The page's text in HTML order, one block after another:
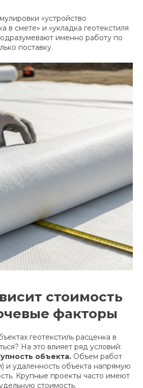
«устройство
в смете» и «укладка геотекстиля
именно работу по
поставку.
стоимость
факторы
геотекстиль расценка в
На это влияет ряд условий:
объекта. Объем работ
и удаленность объекта напрямую
Крупные проекты часто имеют
стоимость.